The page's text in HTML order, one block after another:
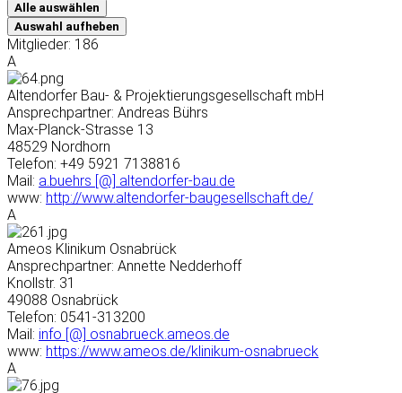
Alle auswählen
Auswahl aufheben
Mitglieder: 186
A
Altendorfer Bau- & Projektierungsgesellschaft mbH
Ansprechpartner: Andreas Bührs
Max-Planck-Strasse 13
48529 Nordhorn
Telefon: +49 5921 7138816
Mail: a.buehrs [@] altendorfer-bau.de
www: http://www.altendorfer-baugesellschaft.de/
A
Ameos Klinikum Osnabrück
Ansprechpartner: Annette Nedderhoff
Knollstr. 31
49088 Osnabrück
Telefon: 0541-313200
Mail: info [@] osnabrueck.ameos.de
www: https://www.ameos.de/klinikum-osnabrueck
A